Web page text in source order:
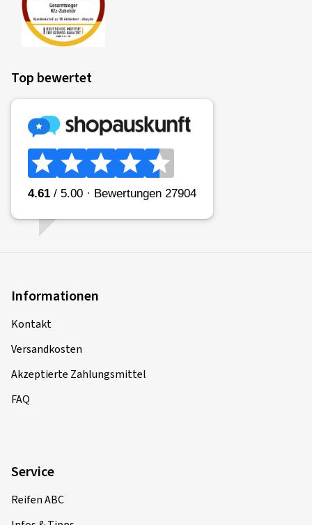
Top bewertet
Informationen
Kontakt
Versandkosten
Akzeptierte Zahlungsmittel
FAQ
Service
Reifen ABC